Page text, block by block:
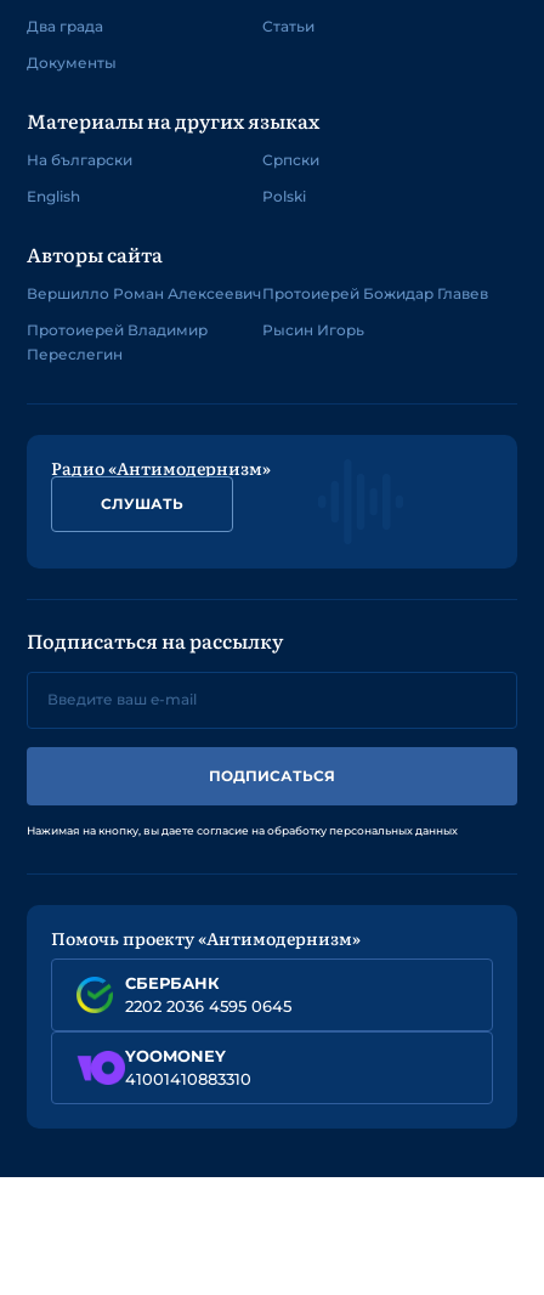
Два града
Документы
Статьи
Материалы на других языках
На български
English
Српски
Polski
Авторы сайта
Вершилло Роман Алексеевич
Протоиерей Владимир
Переслегин
Протоиерей Божидар Главев
Рысин Игорь
Радио «Антимодернизм»
СЛУШАТЬ
Подписаться на рассылку
ПОДПИСАТЬСЯ
Нажимая на кнопку, вы даете согласие на обработку персональных данных
Помочь проекту «Антимодернизм»
СБЕРБАНК
2202 2036 4595 0645
YOOMONEY
41001410883310